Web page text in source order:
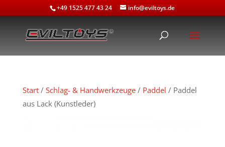
+49 1525 477 43 24 info@eviltoys.de
Start/ Schlag- & Handwerkzeuge/ Paddel / Paddel
aus Lack (Kunstleder)